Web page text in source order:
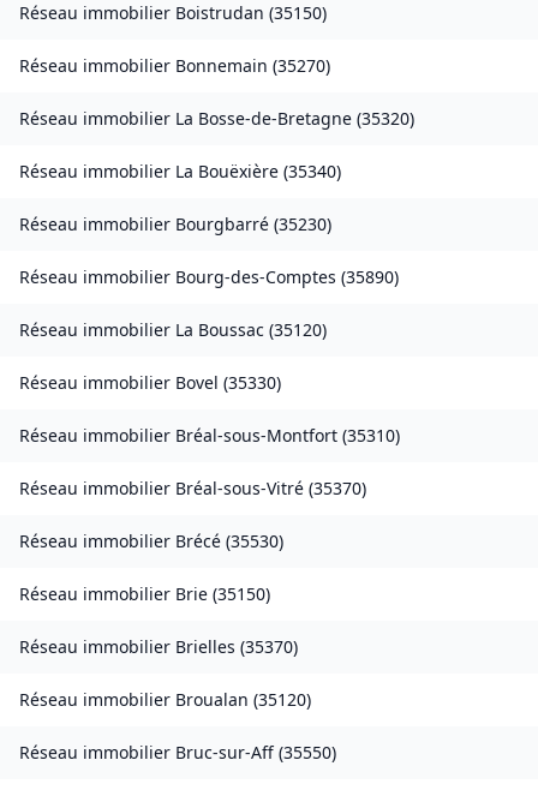
Réseau immobilier Boistrudan (35150)
Réseau immobilier Bonnemain (35270)
Réseau immobilier La Bosse-de-Bretagne (35320)
Réseau immobilier La Bouëxière (35340)
Réseau immobilier Bourgbarré (35230)
Réseau immobilier Bourg-des-Comptes (35890)
Réseau immobilier La Boussac (35120)
Réseau immobilier Bovel (35330)
Réseau immobilier Bréal-sous-Montfort (35310)
Réseau immobilier Bréal-sous-Vitré (35370)
Réseau immobilier Brécé (35530)
Réseau immobilier Brie (35150)
Réseau immobilier Brielles (35370)
Réseau immobilier Broualan (35120)
Réseau immobilier Bruc-sur-Aff (35550)